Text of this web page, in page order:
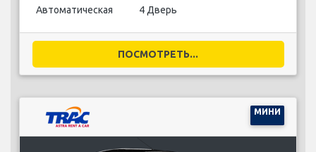
Автоматическая 4 Дверь
ПОСМОТРЕТЬ...
МИНИ